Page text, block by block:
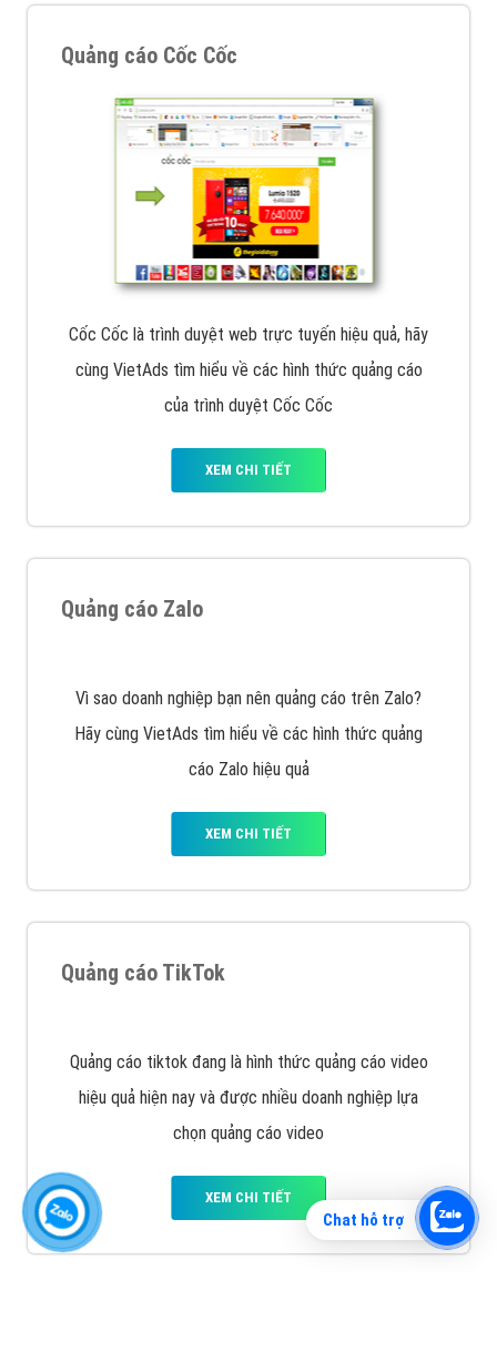
Chat hỗ trợ
Hà Nội là rất khó cho khách hàng. VietAds xin giới
thiệu công ty thiết kế Viet
XEM CHI TIẾT
Quảng cáo Cốc Cốc
Cốc Cốc là trình duyệt web trực tuyến hiệu quả, hãy
cùng VietAds tìm hiểu về các hình thức quảng cáo
của trình duyệt Cốc Cốc
Vì sao doanh nghiệp bạn nên quảng cáo trên Zalo?
Hãy cùng VietAds tìm hiểu về các hình thức quảng
cáo Zalo hiệu quả